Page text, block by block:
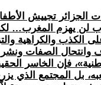
الجزائر تجييش
لن يهزم المغرب…
الكذب والكراهية
وانتحال الصفات ونشر
فإن الخاسر
بل المجتمع الذي